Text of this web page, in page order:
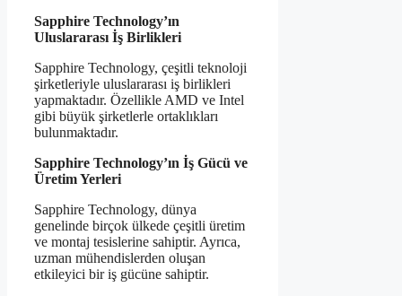
Sapphire Technology’ın
Uluslararası İş Birlikleri
Sapphire Technology, çeşitli teknoloji
şirketleriyle uluslararası iş birlikleri
yapmaktadır. Özellikle AMD ve Intel
gibi büyük şirketlerle ortaklıkları
bulunmaktadır.
Sapphire Technology’ın İş Gücü ve
Üretim Yerleri
Sapphire Technology, dünya
genelinde birçok ülkede çeşitli üretim
ve montaj tesislerine sahiptir. Ayrıca,
uzman mühendislerden oluşan
etkileyici bir iş gücüne sahiptir.